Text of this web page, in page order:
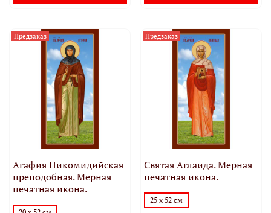
Предзаказ
Агафия Никомидийская
преподобная. Мерная
печатная икона.
Предзаказ
Святая Аглаида. Мерная
печатная икона.
25 х 52 см